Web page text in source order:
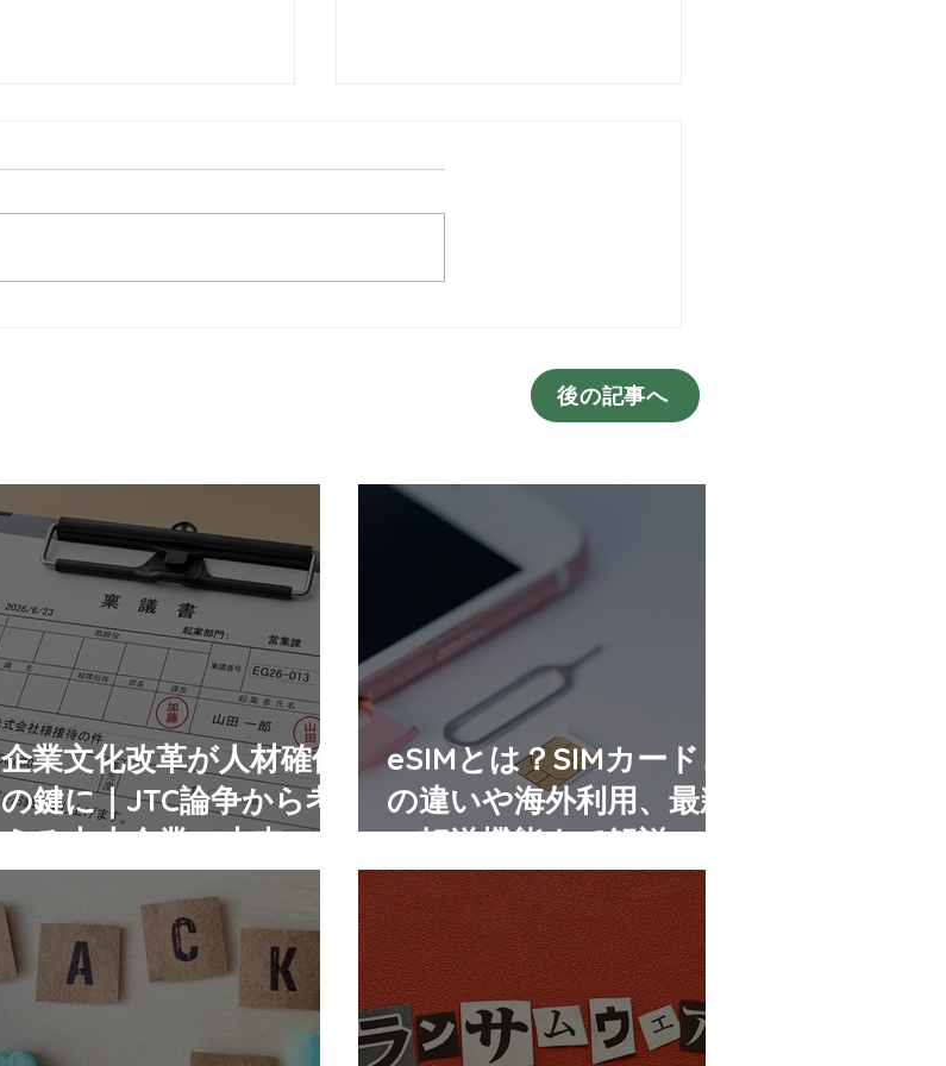
後の記事へ
企業文化改革が人材確保
の鍵に｜JTC論争から考
える中小企業の未来
eSIMとは？SIMカードと
の違いや海外利用、最新
の転送機能まで解説